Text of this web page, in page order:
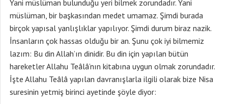
Yani müslüman bulunduğu yeri bilmek zorundadır. Yani
müslüman, bir başkasından medet umamaz. Şimdi burada
birçok yapısal yanlışlıklar yapılıyor. Şimdi durum biraz nazik.
İnsanların çok hassas olduğu bir an. Şunu çok iyi bilmemiz
lazım: Bu din Allah’ın dinidir. Bu din için yapılan bütün
hareketler Allahu Teâlâ’nın kitabına uygun olmak zorundadır.
İşte Allahu Teâlâ yapılan davranışlarla ilgili olarak bize Nisa
suresinin yetmiş birinci ayetinde şöyle diyor: